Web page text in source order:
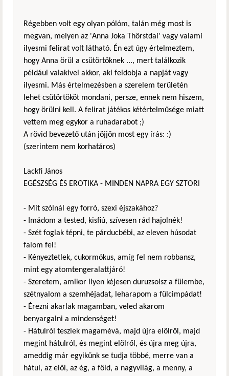
Régebben volt egy olyan pólóm, talán még most is
megvan, melyen az 'Anna Joka Thörstdai' vagy valami
ilyesmi felirat volt látható. Én ezt úgy értelmeztem,
hogy Anna örül a csütörtöknek ..., mert találkozik
például valakivel akkor, aki feldobja a napját vagy
ilyesmi. Más értelmezésben a szerelem területén
lehet csütörtököt mondani, persze, ennek nem hiszem,
hogy örülni kell. A felirat játékos kétértelműsége miatt
vettem meg egykor a ruhadarabot ;)
A rövid bevezető után jöjjön most egy írás: :)
(szerintem nem korhatáros)
Lackfi János
EGÉSZSÉG ÉS EROTIKA - MINDEN NAPRA EGY SZTORI
- Mit szólnál egy forró, szexi éjszakához?
- Imádom a tested, kisfiú, szívesen rád hajolnék!
- Szét foglak tépni, te párducbébi, az eleven húsodat
falom fel!
- Kényeztetlek, cukormókus, amíg fel nem robbansz,
mint egy atomtengeralattjáró!
- Szeretem, amikor ilyen kéjesen duruzsolsz a fülembe,
szétnyalom a szemhéjadat, leharapom a fülcimpádat!
- Érezni akarlak magamban, veled akarom
benyargalni a mindenséget!
- Hátulról teszlek magamévá, majd újra elölről, majd
megint hátulról, és megint elölről, és újra meg újra,
ameddig már egyikünk se tudja többé, merre van a
hátul, az elöl, az ég, a föld, a nagyvilág, a menny, a